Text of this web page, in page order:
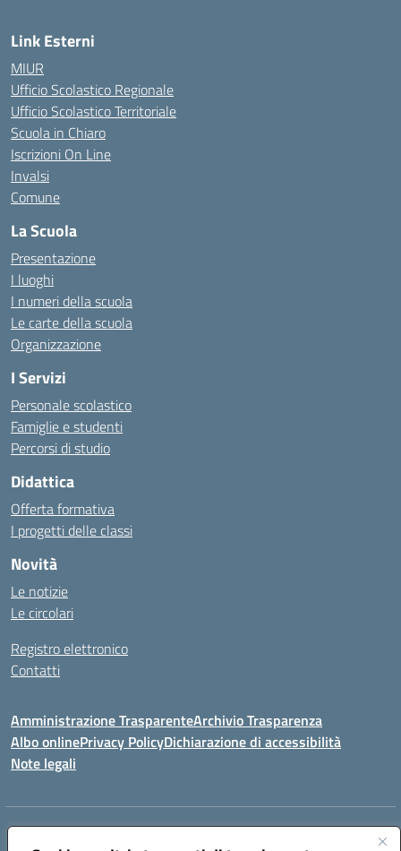
Link Esterni
MIUR
Ufficio Scolastico Regionale
Ufficio Scolastico Territoriale
Scuola in Chiaro
Iscrizioni On Line
Invalsi
Comune
La Scuola
Presentazione
I luoghi
I numeri della scuola
Le carte della scuola
Organizzazione
I Servizi
Personale scolastico
Famiglie e studenti
Percorsi di studio
Didattica
Offerta formativa
I progetti delle classi
Novità
Le notizie
Le circolari
Registro elettronico
Contatti
Amministrazione TrasparenteArchivio Trasparenza
Albo onlinePrivacy PolicyDichiarazione di accessibilità
Note legali
Indirizzo: